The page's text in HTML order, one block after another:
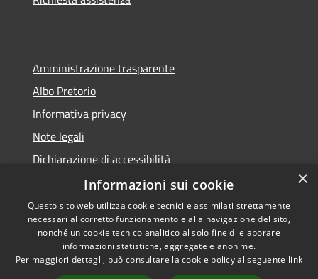
Amministrazione trasparente
Albo Pretorio
Informativa privacy
Note legali
Dichiarazione di accessibilità
Accessibilità
Privacy
×
Informazioni sui cookie
Questo sito web utilizza cookie tecnici e assimilati strettamente
necessari al corretto funzionamento e alla navigazione del sito,
nonché un cookie tecnico analitico al solo fine di elaborare
informazioni statistiche, aggregate e anonime.
Per maggiori dettagli, può consultare la cookie policy al seguente link